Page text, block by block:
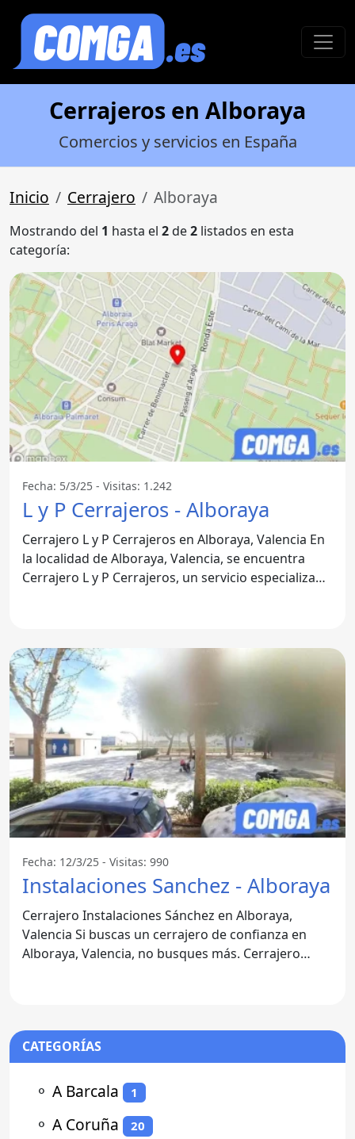
Cerrajeros en Alboraya
Comercios y servicios en España
Inicio Cerrajero Alboraya
Mostrando del 1 hasta el 2de2 listados en esta
categoría:
Fecha: 5/3/25 - Visitas: 1.242
L y P Cerrajeros - Alboraya
Cerrajero L y P Cerrajeros en Alboraya, Valencia En
la localidad de Alboraya, Valencia, se encuentra
Cerrajero L y P Cerrajeros, un servicio especializado
Fecha: 12/3/25 - Visitas: 990
Instalaciones Sanchez - Alboraya
Cerrajero Instalaciones Sánchez en Alboraya,
Valencia Si buscas un cerrajero de confianza en
Alboraya, Valencia, no busques más. Cerrajero
CATEGORÍAS
⚬ A Barcala 1
⚬ A Coruña 20